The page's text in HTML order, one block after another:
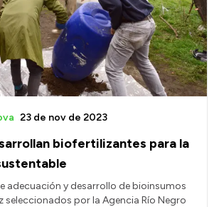
biofertilizantes para la
23 de nov de 2023
adecuación y desarrollo de bioinsumos
seleccionados por la Agencia Río Negro